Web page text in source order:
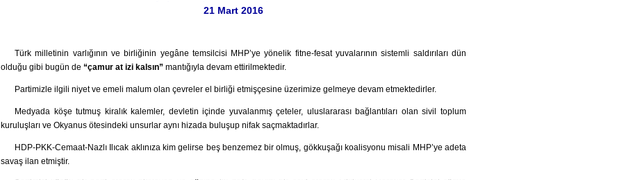
21 Mart 2016
Türk milletinin varlığının ve birliğinin yegâne temsilcisi MHP’ye yönelik fitne-fesat yuvalarının sistemli saldırıları dün
olduğu gibi bugün de “çamur at izi kalsın” mantığıyla devam ettirilmektedir.
Partimizle ilgili niyet ve emeli malum olan çevreler el birliği etmişçesine üzerimize gelmeye devam etmektedirler.
Medyada köşe tutmuş kiralık kalemler, devletin içinde yuvalanmış çeteler, uluslararası bağlantıları olan sivil toplum
kuruluşları ve Okyanus ötesindeki unsurlar aynı hizada buluşup nifak saçmaktadırlar.
HDP-PKK-Cemaat-Nazlı Ilıcak aklınıza kim gelirse beş benzemez bir olmuş, gökkuşağı koalisyonu misali MHP’ye adeta
savaş ilan etmiştir.